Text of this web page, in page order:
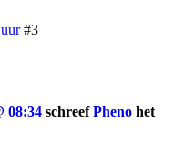
#3
08:34 schreefPheno het